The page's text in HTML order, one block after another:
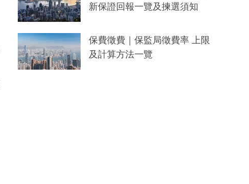
新保證回報一覽及揀選須知
保費徵費｜保監局徵費率 上限
及計算方法一覽